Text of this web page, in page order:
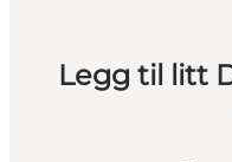
Legg til litt